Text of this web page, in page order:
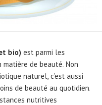
bio) est parmi les
de beauté. Non
naturel, c’est aussi
de beauté au quotidien.
nutritives